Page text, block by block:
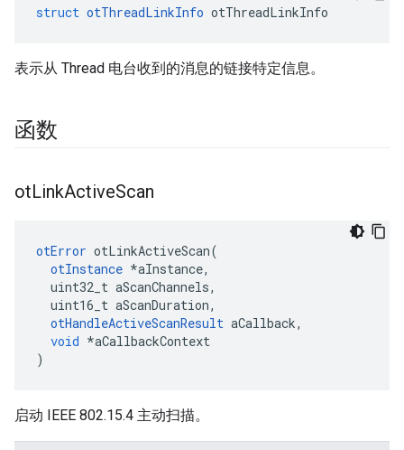
struct otThreadLinkInfo otThreadLinkInfo
表示从 Thread 电台收到的消息的链接特定信息。
函数
otLinkActiveScan
otError otLinkActiveScan(
otInstance *aInstance,
uint32_t aScanChannels,
uint16_t aScanDuration,
otHandleActiveScanResult aCallback,
void *aCallbackContext
)
启动 IEEE 802.15.4 主动扫描。